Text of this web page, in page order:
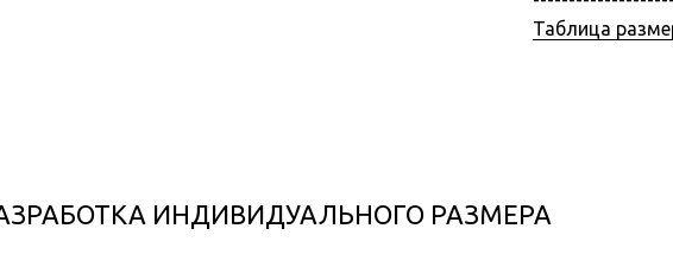
Таблица
ИНДИВИДУАЛЬНОГО РАЗМЕРА